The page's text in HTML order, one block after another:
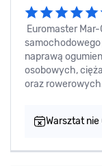
Euromaster
samochodowego
naprawą
osobowych,
oraz
Warsztat